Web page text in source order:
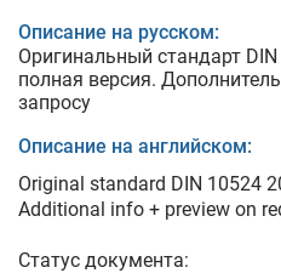
Описание на русском:
Оригинальный стандарт
полная версия.
запросу
Описание на английском:
Original standard DIN 10524
Additional info + preview on
Статус документа: